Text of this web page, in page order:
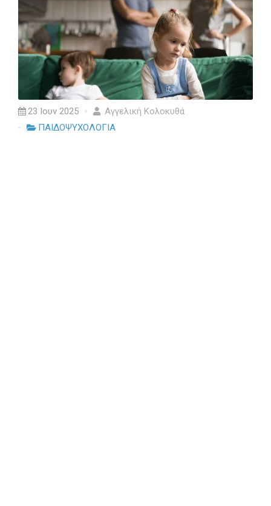
23 Ιουν 2025
Αγγελική Κολοκυθά
ΠΑΙΔΟΨΥΧΟΛΟΓΙΑ